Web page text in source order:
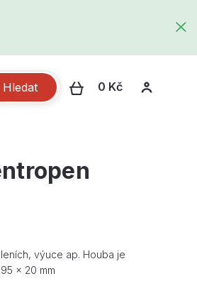
Hledat 0 Kč
výuce ap. Houba je
x 20 mm